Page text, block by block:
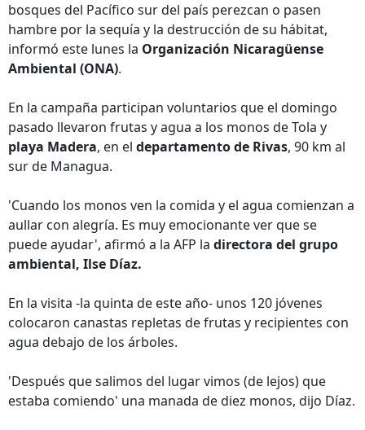
bosques del Pacífico sur del país perezcan o pasen
hambre por la sequía y la destrucción de su hábitat,
informó este lunes la Organización Nicaragüense
Ambiental (ONA).
En la campaña participan voluntarios que el domingo
pasado llevaron frutas y agua a los monos de Tola y
playa Madera, en el departamento de Rivas, 90 km al
sur de Managua.
'Cuando los monos ven la comida y el agua comienzan a
aullar con alegría. Es muy emocionante ver que se
puede ayudar', afirmó a la AFP la directora del grupo
ambiental, Ilse Díaz.
En la visita -la quinta de este año- unos 120 jóvenes
colocaron canastas repletas de frutas y recipientes con
agua debajo de los árboles.
'Después que salimos del lugar vimos (de lejos) que
estaba comiendo' una manada de diez monos, dijo Díaz.